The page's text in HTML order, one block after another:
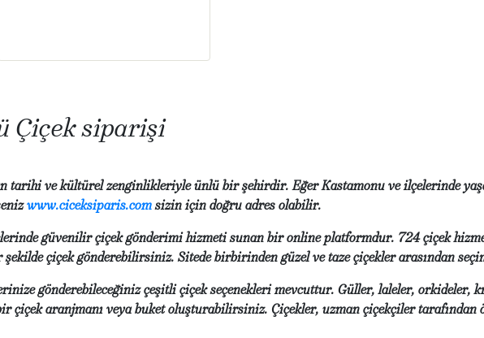
Çiçek siparişi
tarihi ve kültürel zenginlikleriyle ünlü bir şehirdir. Eğer Kastamonu ve ilçelerinde
www.ciceksiparis.com sizin için doğru adres olabilir.
güvenilir çiçek gönderimi hizmeti sunan bir online platformdur. 724 çiçek
çiçek gönderebilirsiniz. Sitede birbirinden güzel ve taze çiçekler arasından
gönderebileceğiniz çeşitli çiçek seçenekleri mevcuttur. Güller, laleler, orkideler,
çiçek aranjmanı veya buket oluşturabilirsiniz. Çiçekler, uzman çiçekçiler tarafından